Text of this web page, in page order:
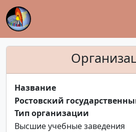
Название
Ростовский
Тип организации
Высшие учебные заведения